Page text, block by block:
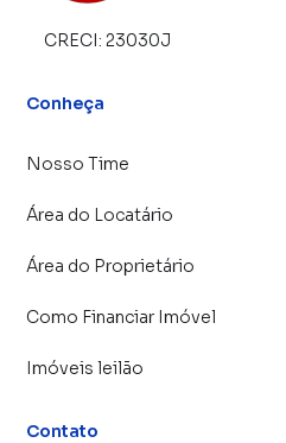
CRECI: 23030J
Conheça
Nosso Time
Área do Locatário
Área do Proprietário
Como Financiar Imóvel
Imóveis leilão
Contato